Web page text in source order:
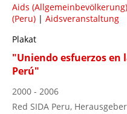
Aids (Allgemeinbevölkerung)
(Peru) | Aidsveranstaltung
Plakat
"Uniendo esfuerzos en
Perú"
2000 - 2006
Red SIDA Peru, Herausgeber